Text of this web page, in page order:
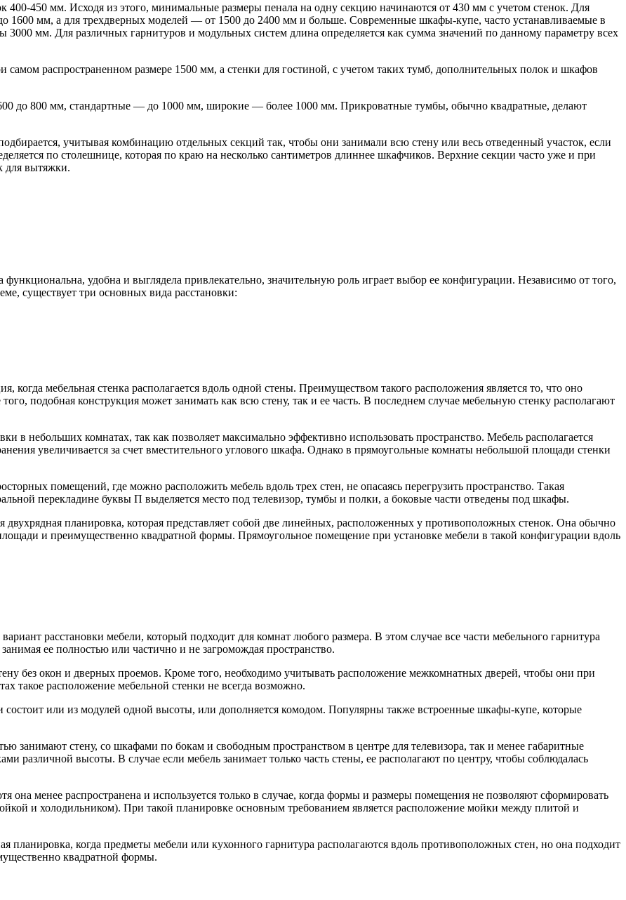
450 мм. Исходя из этого, минимальные размеры пенала на одну секцию начинаются от 430 мм с учетом стенок. Для
1600 мм, а для трехдверных моделей — от 1500 до 2400 мм и больше. Современные шкафы-купе, часто устанавливаемые в
мм. Для различных гарнитуров и модульных систем длина определяется как сумма значений по данному параметру всех
распространенном размере 1500 мм, а стенки для гостиной, с учетом таких тумб, дополнительных полок и шкафов
до 800 мм, стандартные — до 1000 мм, широкие — более 1000 мм. Прикроватные тумбы, обычно квадратные, делают
учитывая комбинацию отдельных секций так, чтобы они занимали всю стену или весь отведенный участок, если
по столешнице, которая по краю на несколько сантиметров длиннее шкафчиков. Верхние секции часто уже и при
для вытяжки.
удобна и выглядела привлекательно, значительную роль играет выбор ее конфигурации. Независимо от того,
существует три основных вида расстановки:
когда мебельная стенка располагается вдоль одной стены. Преимуществом такого расположения является то, что оно
подобная конструкция может занимать как всю стену, так и ее часть. В последнем случае мебельную стенку располагают
в небольших комнатах, так как позволяет максимально эффективно использовать пространство. Мебель располагается
увеличивается за счет вместительного углового шкафа. Однако в прямоугольные комнаты небольшой площади стенки
помещений, где можно расположить мебель вдоль трех стен, не опасаясь перегрузить пространство. Такая
перекладине буквы П выделяется место под телевизор, тумбы и полки, а боковые части отведены под шкафы.
планировка, которая представляет собой две линейных, расположенных у противоположных стенок. Она обычно
и преимущественно квадратной формы. Прямоугольное помещение при установке мебели в такой конфигурации вдоль
расстановки мебели, который подходит для комнат любого размера. В этом случае все части мебельного гарнитура
ее полностью или частично и не загромождая пространство.
без окон и дверных проемов. Кроме того, необходимо учитывать расположение межкомнатных дверей, чтобы они при
такое расположение мебельной стенки не всегда возможно.
состоит или из модулей одной высоты, или дополняется комодом. Популярны также встроенные шкафы-купе, которые
занимают стену, со шкафами по бокам и свободным пространством в центре для телевизора, так и менее габаритные
различной высоты. В случае если мебель занимает только часть стены, ее располагают по центру, чтобы соблюдалась
она менее распространена и используется только в случае, когда формы и размеры помещения не позволяют сформировать
и холодильником). При такой планировке основным требованием является расположение мойки между плитой и
планировка, когда предметы мебели или кухонного гарнитура располагаются вдоль противоположных стен, но она подходит
квадратной формы.